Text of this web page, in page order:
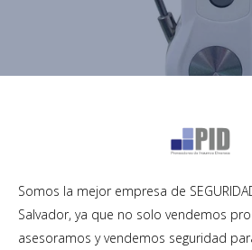
Somos la mejor empresa de
Salvador, ya que no solo vendemos
asesoramos y vendemos seguridad